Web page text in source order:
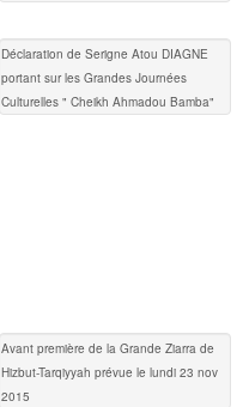
Déclaration de Serigne Atou DIAGNE
portant sur les Grandes Journées
Culturelles " Cheikh Ahmadou Bamba"
Avant première de la Grande Ziarra de
Hizbut-Tarqiyyah prévue le lundi 23 nov
2015